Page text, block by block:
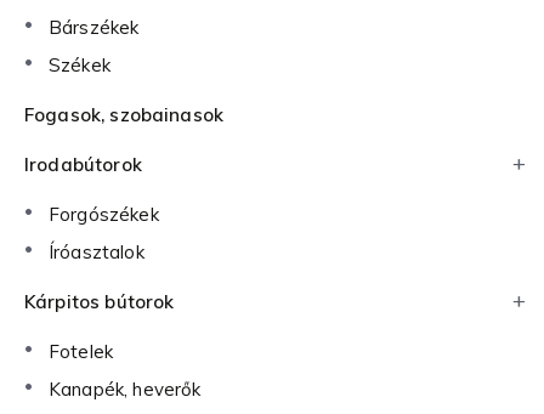
Bárszékek
Székek
Fogasok, szobainasok
Irodabútorok
Forgószékek
Íróasztalok
Kárpitos bútorok
Fotelek
Kanapék, heverők